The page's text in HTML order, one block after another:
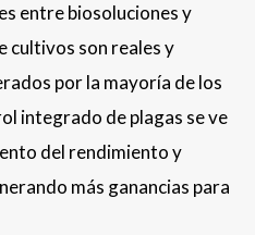
entre biosoluciones y
cultivos son reales y
por la mayoría de los
integrado de plagas se ve
del rendimiento y
más ganancias para